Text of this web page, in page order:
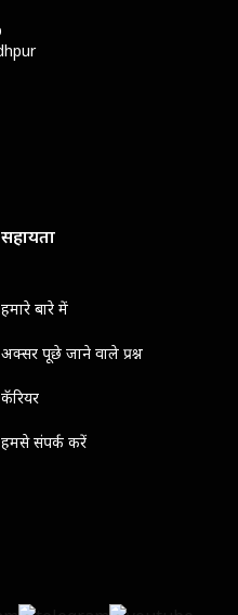
सहायता
हमारे बारे में
अक्सर पूछे जाने वाले प्रश्न
कॅरियर
हमसे संपर्क करें